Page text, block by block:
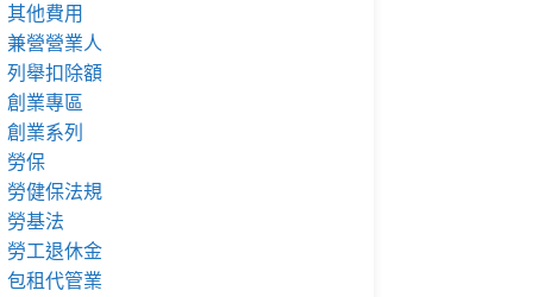
其他費用
兼營營業人
列舉扣除額
創業專區
創業系列
勞保
勞健保法規
勞基法
勞工退休金
包租代管業